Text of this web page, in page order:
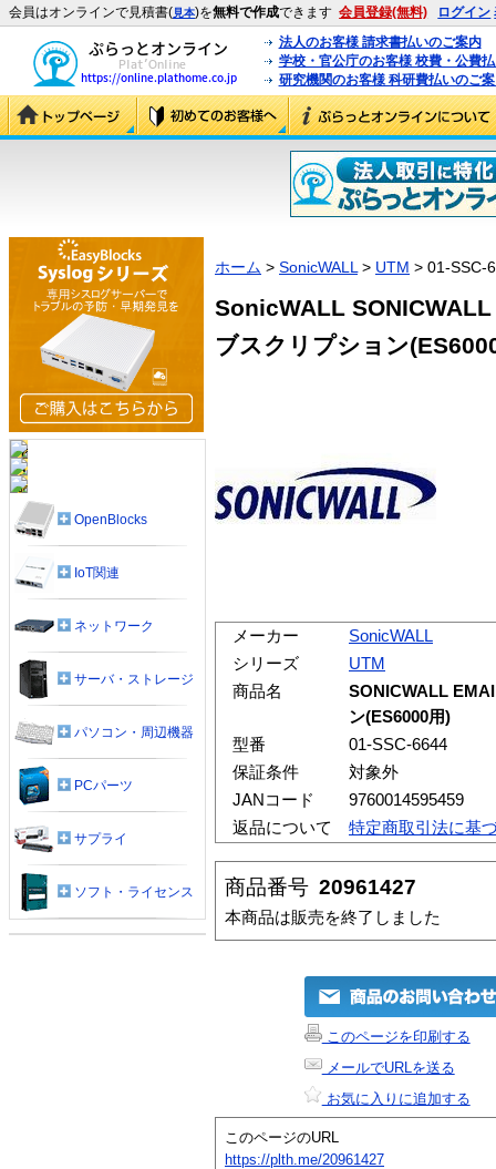
会員はオンラインで見積書(見本)を無料で作成できます 会員登録(無料) ログイン
法人のお客様 請求書払いのご案内
学校・官公庁のお客様 校費・公費
研究機関のお客様 科研費払いのご
ホーム > SonicWALL > UTM > 01-SSC-
SonicWALL
ブスクリプション
メーカー
SonicWALL
シリーズ
UTM
商品名
SONICWALL
ン(ES6000用)
型番
01-SSC-6644
保証条件
対象外
JANコード
9760014595459
返品について
特定商取引法に基
商品番号 20961427
本商品は販売を終了しました
このページを印刷する
メールでURLを送る
お気に入りに追加する
このページのURL
https://plth.me/20961427
OpenBlocks
IoT関連
ネットワーク
サーバ・ストレージ
パソコン・周辺機器
PCパーツ
サプライ
ソフト・ライセンス